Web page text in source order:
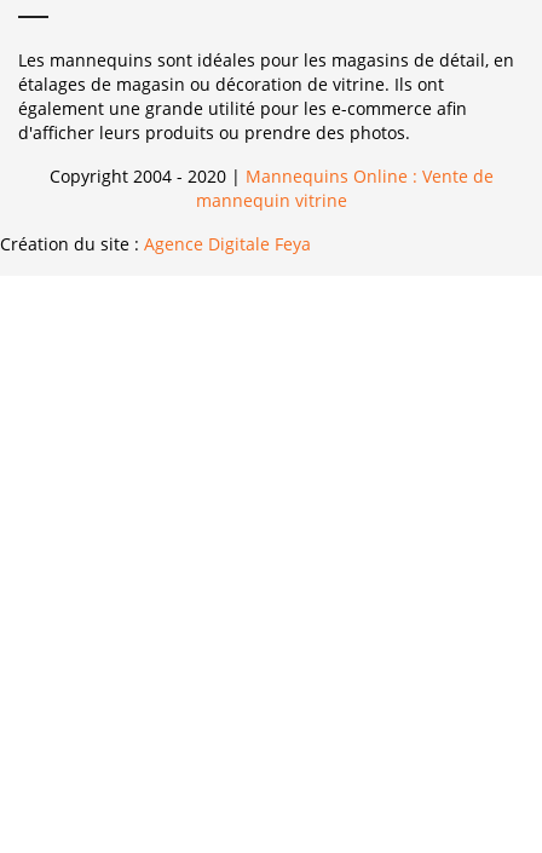
Les mannequins sont idéales pour les magasins de détail, en
étalages de magasin ou décoration de vitrine. Ils ont
également une grande utilité pour les e-commerce afin
d'afficher leurs produits ou prendre des photos.
Copyright 2004 - 2020 | Mannequins Online : Vente de
mannequin vitrine
Création du site : Agence Digitale Feya